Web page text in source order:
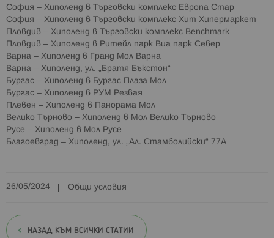
София – Хиполенд в Търговски комплекс Европа Стар
София – Хиполенд в Търговски комплекс Хит Хипермаркет
Пловдив – Хиполенд в Търговски комплекс Benchmark
Пловдив – Хиполенд в Ритейл парк Виа парк Север
Варна – Хиполенд в Гранд Мол Варна
Варна – Хиполенд, ул. „Братя Бъкстон“
Бургас – Хиполенд в Бургас Плаза Мол
Бургас – Хиполенд в РУМ Резвая
Плевен – Хиполенд в Панорама Мол
Велико Търново – Хиполенд в Мол Велико Търново
Русе – Хиполенд в Мол Русе
Благоевград – Хиполенд, ул. „Ал. Стамболийски“ 77А
26/05/2024 Общи условия
НАЗАД КЪМ ВСИЧКИ СТАТИИ